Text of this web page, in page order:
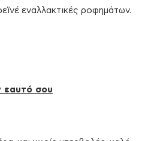
εναλλακτικές ροφημάτων.
εαυτό σου